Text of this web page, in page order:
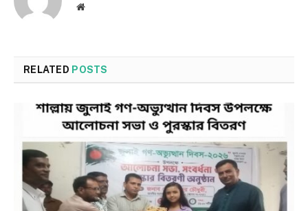
Website
RELATED POSTS